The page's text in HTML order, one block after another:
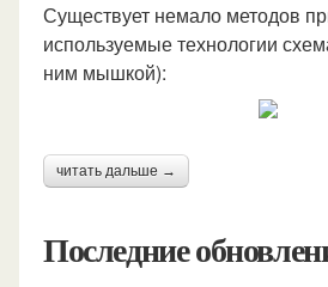
Существует немало методов
используемые технологии
ним мышкой):
читать дальше →
Последние